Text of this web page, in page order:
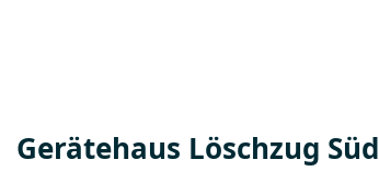
Gerätehaus Löschzug Süd